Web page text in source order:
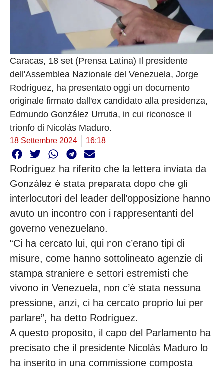
Caracas, 18 set (Prensa Latina) Il presidente
dell'Assemblea Nazionale del Venezuela, Jorge
Rodríguez, ha presentato oggi un documento
originale firmato dall'ex candidato alla presidenza,
Edmundo González Urrutia, in cui riconosce il
trionfo di Nicolás Maduro.
18 Settembre 2024 16:18
Rodríguez ha riferito che la lettera inviata da
González è stata preparata dopo che gli
interlocutori del leader dell’opposizione hanno
avuto un incontro con i rappresentanti del
governo venezuelano.
“Ci ha cercato lui, qui non c’erano tipi di
misure, come hanno sottolineato agenzie di
stampa straniere e settori estremisti che
vivono in Venezuela, non c’è stata nessuna
pressione, anzi, ci ha cercato proprio lui per
parlare”, ha detto Rodríguez.
A questo proposito, il capo del Parlamento ha
precisato che il presidente Nicolás Maduro lo
ha inserito in una commissione composta